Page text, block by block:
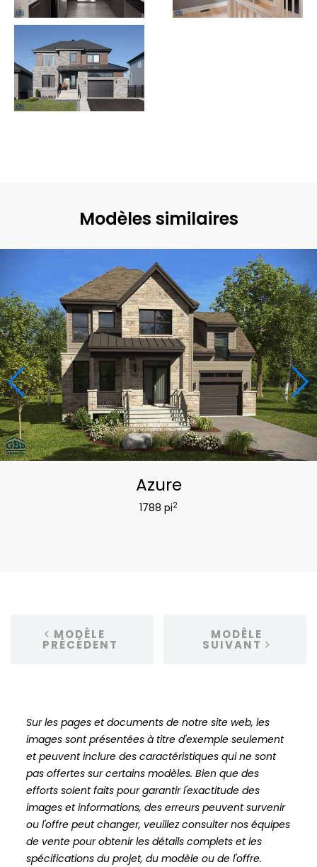
Modèles similaires
Azure
1788 pi2
MODÈLE
PRÉCÉDENT
MODÈLE
SUIVANT
Sur les pages et documents de notre site web, les
images sont présentées à titre d'exemple seulement
et peuvent inclure des caractéristiques qui ne sont
pas offertes sur certains modèles. Bien que des
efforts soient faits pour garantir l'exactitude des
images et informations, des erreurs peuvent survenir
ou l'offre peut changer, veuillez consulter nos équipes
de vente pour obtenir les détails complets et les
spécifications du projet, du modèle ou de l'offre.